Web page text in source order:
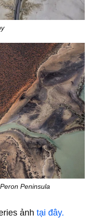
Peninsula
ảnh tại đây.